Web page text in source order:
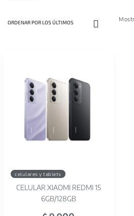
celulares y tablets
CELULAR XIAOMI REDMI 15
6GB/128GB